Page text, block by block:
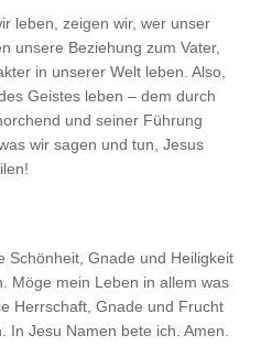
leben, zeigen wir, wer unser
unsere Beziehung zum Vater,
in unserer Welt leben. Also,
Geistes leben – dem durch
und seiner Führung
wir sagen und tun, Jesus
Schönheit, Gnade und Heiligkeit
Möge mein Leben in allem was
Herrschaft, Gnade und Frucht
In Jesu Namen bete ich. Amen.